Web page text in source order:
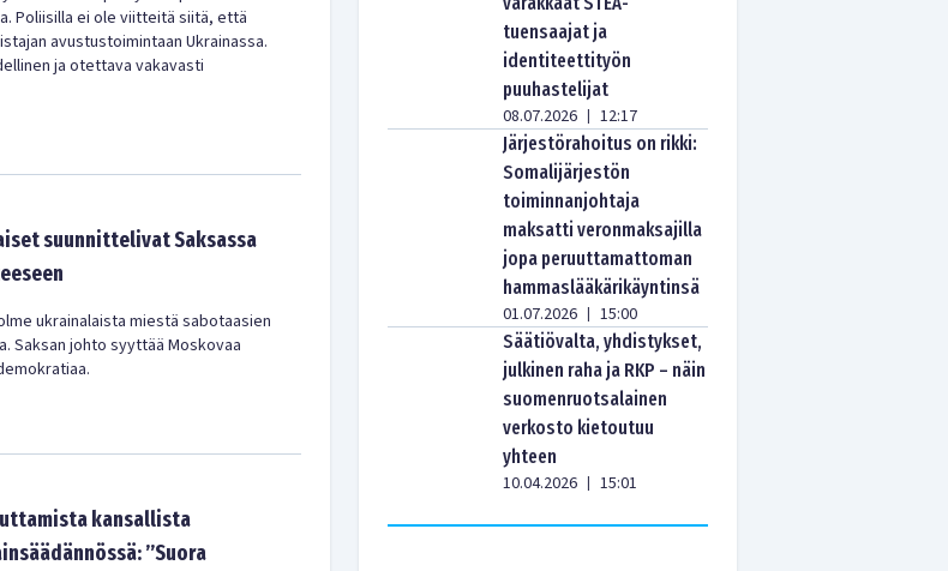
Poliisilla ei ole viitteitä siitä, että
avustustoimintaan Ukrainassa.
ja otettava vakavasti
suunnittelivat Saksassa
ukrainalaista miestä sabotaasien
Saksan johto syyttää Moskovaa
kansallista
”Suora
tuensaajat ja
identiteettityön
puuhastelijat
08.07.2026 | 12:17
Järjestörahoitus on rikki:
Somalijärjestön
toiminnanjohtaja
maksatti veronmaksajilla
jopa peruuttamattoman
hammaslääkärikäyntinsä
01.07.2026 | 15:00
Säätiövalta, yhdistykset,
julkinen raha ja RKP – näin
suomenruotsalainen
verkosto kietoutuu
yhteen
10.04.2026 | 15:01